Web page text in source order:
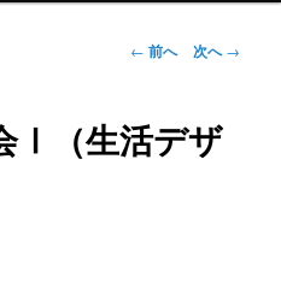
投
ビ
ゲ
← 前へ 次へ→
Ⅰ（生活デザ